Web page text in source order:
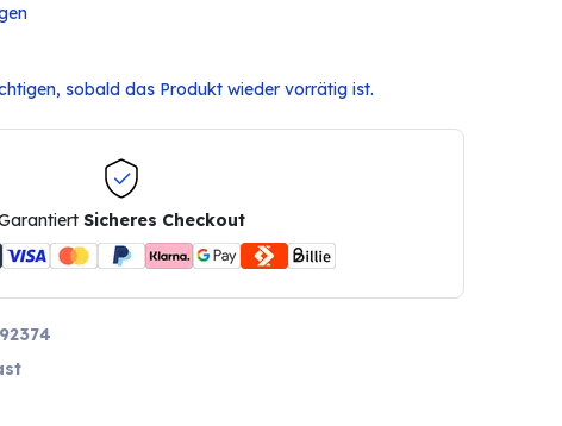
sobald das Produkt wieder vorrätig ist.
Sicheres Checkout